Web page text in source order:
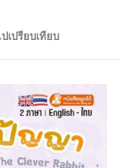
เปรียบเทียบ